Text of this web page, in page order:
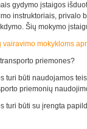
gydymo įstaigos
instruktoriais, privalo
Šių mokymo
vairavimo mokykloms
priemones?
turi būti naudojamos
priemonių
turi būti su įrengta